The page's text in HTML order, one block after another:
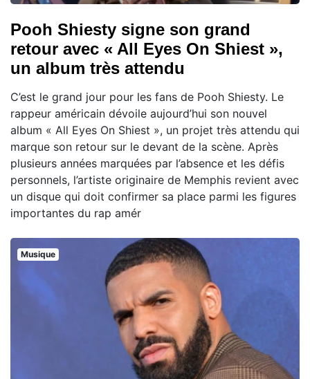
Pooh Shiesty signe son grand
retour avec « All Eyes On Shiest »,
un album très attendu
C’est le grand jour pour les fans de Pooh Shiesty. Le
rappeur américain dévoile aujourd’hui son nouvel
album « All Eyes On Shiest », un projet très attendu qui
marque son retour sur le devant de la scène. Après
plusieurs années marquées par l’absence et les défis
personnels, l’artiste originaire de Memphis revient avec
un disque qui doit confirmer sa place parmi les figures
importantes du rap amér
Musique